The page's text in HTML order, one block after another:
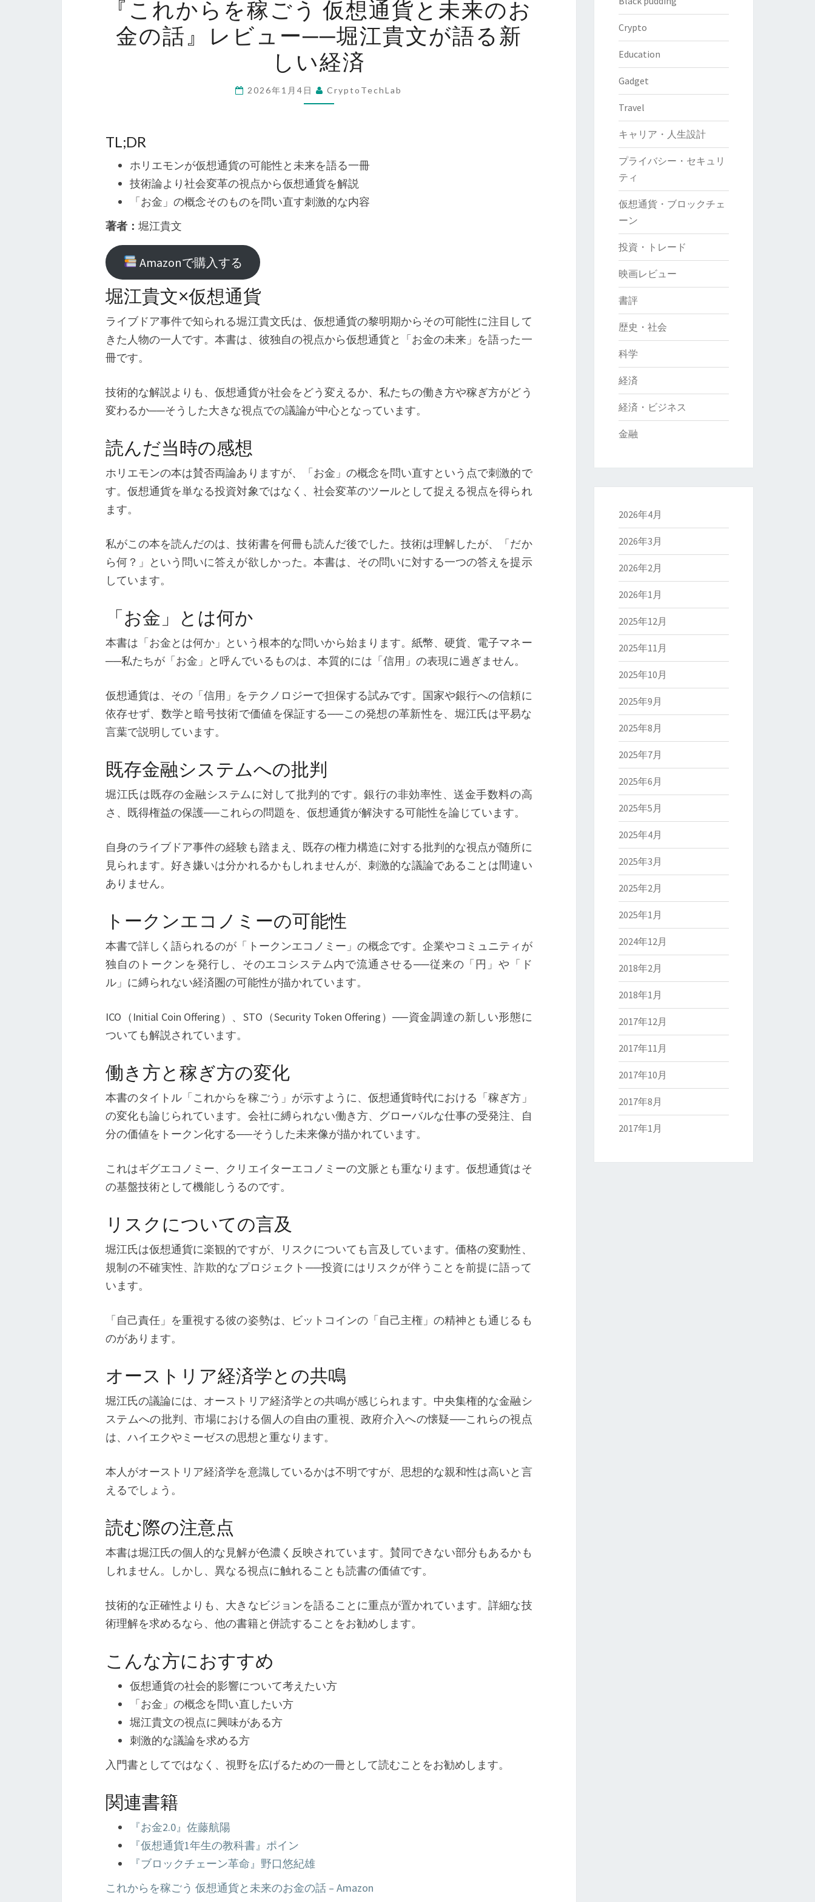
れ
を
稼
ご
通
貨
と
の
話』
ュ
ー
江
貴
語
る
済
『これからを稼ごう 仮想通貨と未来のお
金の話』レビュー──堀江貴文が語る新
しい経済
2026年1月4日 CryptoTechLab
TL;DR
ホリエモンが仮想通貨の可能性と未来を語る一冊
技術論より社会変革の視点から仮想通貨を解説
「お金」の概念そのものを問い直す刺激的な内容
著者： 堀江貴文
Amazonで購入する
堀江貴文×仮想通貨
ライブドア事件で知られる堀江貴文氏は、仮想通貨の黎明期からその可能性に注目して
きた人物の一人です。本書は、彼独自の視点から仮想通貨と「お金の未来」を語った一
冊です。
技術的な解説よりも、仮想通貨が社会をどう変えるか、私たちの働き方や稼ぎ方がどう
変わるか──そうした大きな視点での議論が中心となっています。
読んだ当時の感想
ホリエモンの本は賛否両論ありますが、「お金」の概念を問い直すという点で刺激的で
す。仮想通貨を単なる投資対象ではなく、社会変革のツールとして捉える視点を得られ
ます。
私がこの本を読んだのは、技術書を何冊も読んだ後でした。技術は理解したが、「だか
ら何？」という問いに答えが欲しかった。本書は、その問いに対する一つの答えを提示
しています。
「お金」とは何か
本書は「お金とは何か」という根本的な問いから始まります。紙幣、硬貨、電子マネー
──私たちが「お金」と呼んでいるものは、本質的には「信用」の表現に過ぎません。
仮想通貨は、その「信用」をテクノロジーで担保する試みです。国家や銀行への信頼に
依存せず、数学と暗号技術で価値を保証する──この発想の革新性を、堀江氏は平易な
言葉で説明しています。
既存金融システムへの批判
堀江氏は既存の金融システムに対して批判的です。銀行の非効率性、送金手数料の高
さ、既得権益の保護──これらの問題を、仮想通貨が解決する可能性を論じています。
自身のライブドア事件の経験も踏まえ、既存の権力構造に対する批判的な視点が随所に
見られます。好き嫌いは分かれるかもしれませんが、刺激的な議論であることは間違い
ありません。
トークンエコノミーの可能性
本書で詳しく語られるのが「トークンエコノミー」の概念です。企業やコミュニティが
独自のトークンを発行し、そのエコシステム内で流通させる──従来の「円」や「ド
ル」に縛られない経済圏の可能性が描かれています。
ICO（Initial Coin Offering）、STO（Security Token Offering）──資金調達の新しい形態に
ついても解説されています。
働き方と稼ぎ方の変化
本書のタイトル「これからを稼ごう」が示すように、仮想通貨時代における「稼ぎ方」
の変化も論じられています。会社に縛られない働き方、グローバルな仕事の受発注、自
分の価値をトークン化する──そうした未来像が描かれています。
これはギグエコノミー、クリエイターエコノミーの文脈とも重なります。仮想通貨はそ
の基盤技術として機能しうるのです。
リスクについての言及
堀江氏は仮想通貨に楽観的ですが、リスクについても言及しています。価格の変動性、
規制の不確実性、詐欺的なプロジェクト──投資にはリスクが伴うことを前提に語って
います。
「自己責任」を重視する彼の姿勢は、ビットコインの「自己主権」の精神とも通じるも
のがあります。
オーストリア経済学との共鳴
堀江氏の議論には、オーストリア経済学との共鳴が感じられます。中央集権的な金融シ
ステムへの批判、市場における個人の自由の重視、政府介入への懐疑──これらの視点
は、ハイエクやミーゼスの思想と重なります。
本人がオーストリア経済学を意識しているかは不明ですが、思想的な親和性は高いと言
えるでしょう。
読む際の注意点
本書は堀江氏の個人的な見解が色濃く反映されています。賛同できない部分もあるかも
しれません。しかし、異なる視点に触れることも読書の価値です。
技術的な正確性よりも、大きなビジョンを語ることに重点が置かれています。詳細な技
術理解を求めるなら、他の書籍と併読することをお勧めします。
こんな方におすすめ
仮想通貨の社会的影響について考えたい方
「お金」の概念を問い直したい方
堀江貴文の視点に興味がある方
刺激的な議論を求める方
入門書としてではなく、視野を広げるための一冊として読むことをお勧めします。
関連書籍
『お金2.0』佐藤航陽
『仮想通貨1年生の教科書』ポイン
『ブロックチェーン革命』野口悠紀雄
これからを稼ごう 仮想通貨と未来のお金の話 – Amazon
Crypto
Education
Gadget
Travel
キャリア・人生設計
プライバシー・セキュリ
ティ
仮想通貨・ブロックチェ
ーン
投資・トレード
映画レビュー
書評
歴史・社会
科学
経済
経済・ビジネス
金融
2026年4月
2026年3月
2026年2月
2026年1月
2025年12月
2025年11月
2025年10月
2025年9月
2025年8月
2025年7月
2025年6月
2025年5月
2025年4月
2025年3月
2025年2月
2025年1月
2024年12月
2018年2月
2018年1月
2017年12月
2017年11月
2017年10月
2017年8月
2017年1月